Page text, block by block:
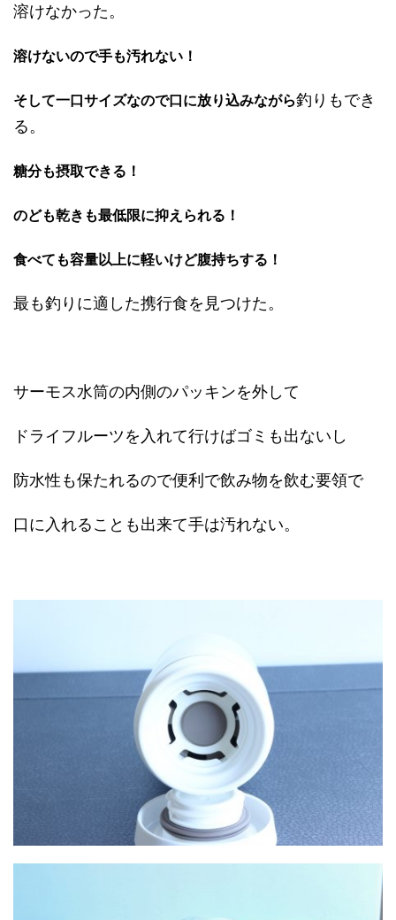
溶けなかった。
溶けないので手も汚れない！
そして一口サイズなので口に放り込みながら釣りもでき
る。
糖分も摂取できる！
のども乾きも最低限に抑えられる！
食べても容量以上に軽いけど腹持ちする！
最も釣りに適した携行食を見つけた。
サーモス水筒の内側のパッキンを外して
ドライフルーツを入れて行けばゴミも出ないし
防水性も保たれるので便利で飲み物を飲む要領で
口に入れることも出来て手は汚れない。